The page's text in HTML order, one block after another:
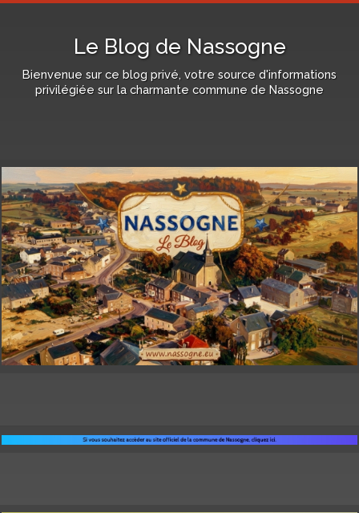
Le Blog de Nassogne
Bienvenue sur ce blog privé, votre source d'informations
privilégiée sur la charmante commune de Nassogne